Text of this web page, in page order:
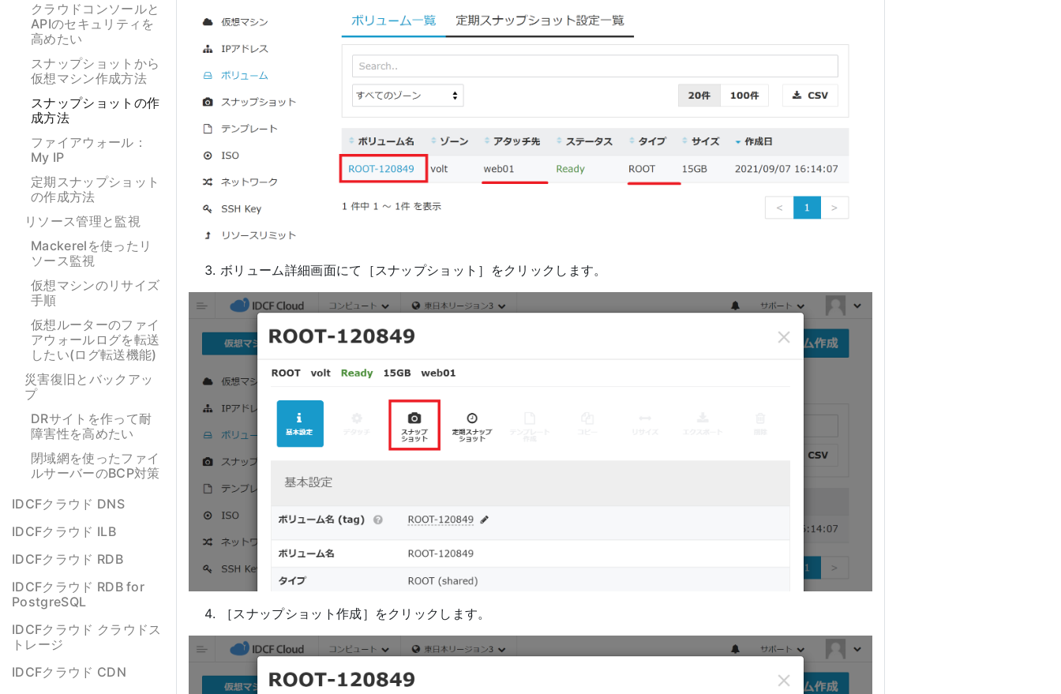
クラウドコンソールと
APIのセキュリティを
高めたい
スナップショットから
仮想マシン作成方法
スナップショットの作
成方法
ファイアウォール：
My IP
定期スナップショット
の作成方法
リソース管理と監視
Mackerelを使ったリ
ソース監視
仮想マシンのリサイズ
手順
仮想ルーターのファイ
アウォールログを転送
したい(ログ転送機能)
災害復旧とバックアッ
プ
DRサイトを作って耐
障害性を高めたい
閉域網を使ったファイ
ルサーバーのBCP対策
IDCFクラウド DNS
IDCFクラウド ILB
IDCFクラウド RDB
IDCFクラウド RDB for
PostgreSQL
IDCFクラウド クラウドス
トレージ
IDCFクラウド CDN
ボリューム詳細画面にて［スナップショット］をクリックします。
［スナップショット作成］をクリックします。